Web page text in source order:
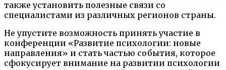
также установить полезные связи со
специалистами из различных регионов страны.
Не упустите возможность принять участие в
конференции «Развитие психологии: новые
направления» и стать частью события, которое
сфокусирует внимание на развитии психологии